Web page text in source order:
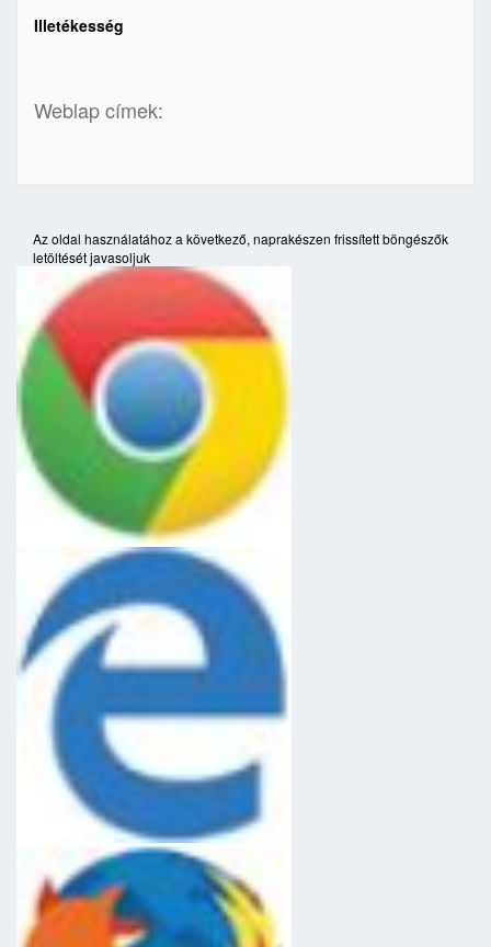
Illetékesség
Weblap címek:
Az oldal használatához a következő, naprakészen frissített böngészők
letöltését javasoljuk